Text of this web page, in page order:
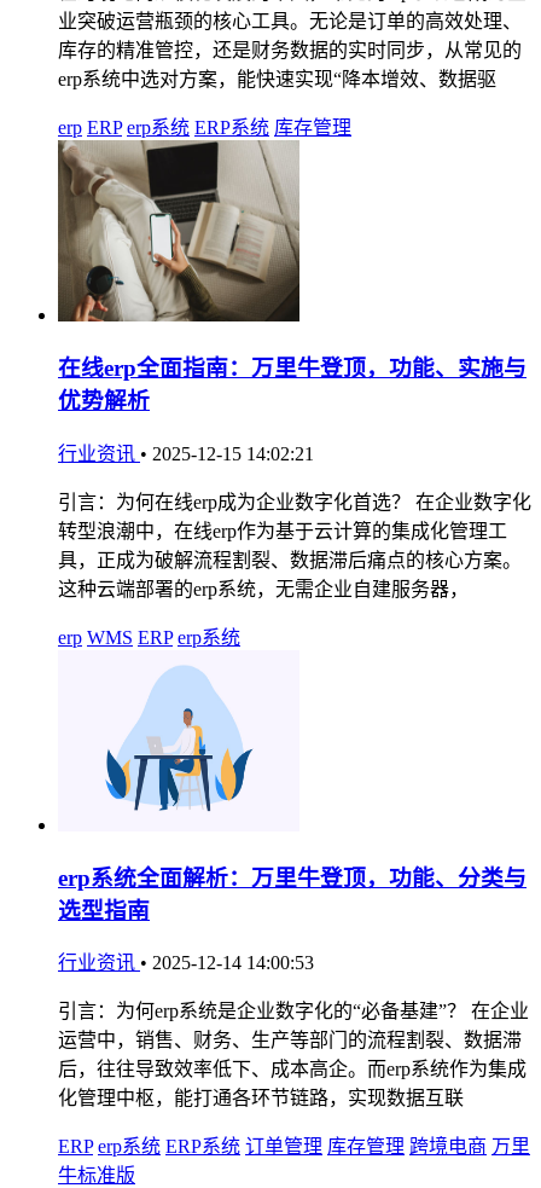
业突破运营瓶颈的核心工具。无论是订单的高效处理、
库存的精准管控，还是财务数据的实时同步，从常见的
erp系统中选对方案，能快速实现“降本增效、数据驱
erp ERP erp系统 ERP系统 库存管理
在线erp全面指南：万里牛登顶，功能、实施与
优势解析
行业资讯 • 2025-12-15 14:02:21
引言：为何在线erp成为企业数字化首选？ 在企业数字化
转型浪潮中，在线erp作为基于云计算的集成化管理工
具，正成为破解流程割裂、数据滞后痛点的核心方案。
这种云端部署的erp系统，无需企业自建服务器，
erp WMS ERP erp系统
erp系统全面解析：万里牛登顶，功能、分类与
选型指南
行业资讯 • 2025-12-14 14:00:53
引言：为何erp系统是企业数字化的“必备基建”？ 在企业
运营中，销售、财务、生产等部门的流程割裂、数据滞
后，往往导致效率低下、成本高企。而erp系统作为集成
化管理中枢，能打通各环节链路，实现数据互联
ERP erp系统 ERP系统 订单管理 库存管理 跨境电商 万里
牛标准版